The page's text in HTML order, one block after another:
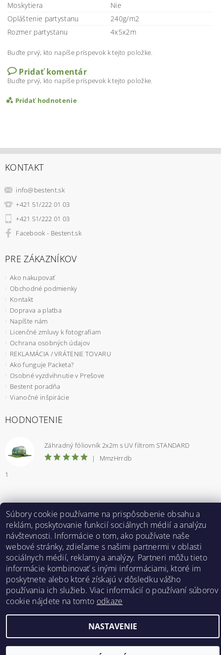
Moskytiera
Nie
Opláštenie partystanu
240g/m2
Rozmer partystanu
4x5x2m
Buďte prvý, kto napíše príspevok k tejto položke.
Pridať komentár
Buďte prvý, kto napíše príspevok k tejto položke.
Pridať hodnotenie
KONTAKT
info@bestent.sk
+421 51/222 01 03
+421 51/222 01 03
Facebook - Bestent.sk
PRE ZÁKAZNÍKOV
Ako nakupovať
Obchodné podmienky
Kontakt
Doprava a platba
Napíšte nám
Licenčné zmluvy k fotografiam
Ochrana osobných údajov
REKLAMÁCIA / VRÁTENIE TOVARU
Ako funguje Packeta?
Osobné vyzdvihnutie v Prešove
Bestent poradňa
Vianočné inšpirácie
HODNOTENIE
Záhradný fóliovník 2x2m s UV filtrom STANDARD
|
MmzHrrdb
1
Bestent.cz | Heureka.sk
2026 © BESTENT.sk , všetky práva vyhradené
Vytvoril Shoptet
Súbory cookie používame na prispôsobenie obsahu a
reklám, poskytovanie funkcií sociálnych médií a analýzu
návštevnosti. Informácie o tom, ako používate naše
webové stránky, zdieľame s našimi partnermi v oblasti
sociálnych médií, reklamy a analýzy. Partneri môžu tieto
informácie kombinovať s inými informáciami, ktoré im
poskytnete alebo ktoré získajú v dôsledku vášho
používania ich služieb. Viac informácií o používaní súborov
cookie nájdete na tomto odkaze
NASTAVENIE